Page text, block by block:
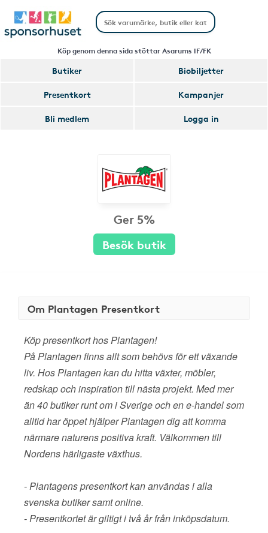
Köp genom denna sida stöttar Asarums IF/FK
Butiker
Biobiljetter
Presentkort
Kampanjer
Bli medlem
Logga in
Ger 5%
Besök butik
Om Plantagen Presentkort
Köp presentkort hos Plantagen!
På Plantagen finns allt som behövs för ett växande
liv. Hos Plantagen kan du hitta växter, möbler,
redskap och inspiration till nästa projekt. Med mer
än 40 butiker runt om i Sverige och en e-handel som
alltid har öppet hjälper Plantagen dig att komma
närmare naturens positiva kraft. Välkommen till
Nordens härligaste växthus.
- Plantagens presentkort kan användas i alla
svenska butiker samt online.
- Presentkortet är giltigt i två år från inköpsdatum.